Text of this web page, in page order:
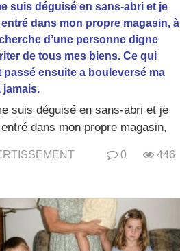
suis déguisé en sans-abri et je
dans mon propre magasin, à
d’une personne digne
de tous mes biens. Ce qui
passé ensuite a bouleversé ma
jamais.
suis déguisé en sans-abri et je
dans mon propre magasin,
0 446